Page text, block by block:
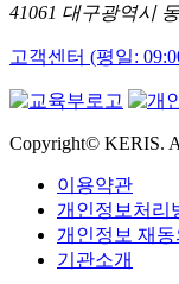
41061 대구광역시
고객센터 (평일:
Copyright© KERIS.
이용약관
개인정보처리
개인정보 재동
기관소개